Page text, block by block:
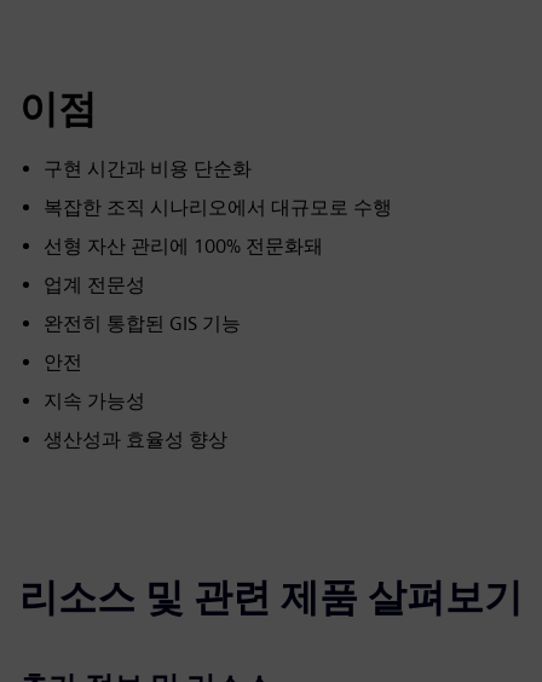
이점
구현 시간과 비용 단순화
복잡한 조직 시나리오에서 대규모로 수행
선형 자산 관리에 100% 전문화돼
업계 전문성
완전히 통합된 GIS 기능
안전
지속 가능성
생산성과 효율성 향상
리소스 및 관련 제품 살펴보기